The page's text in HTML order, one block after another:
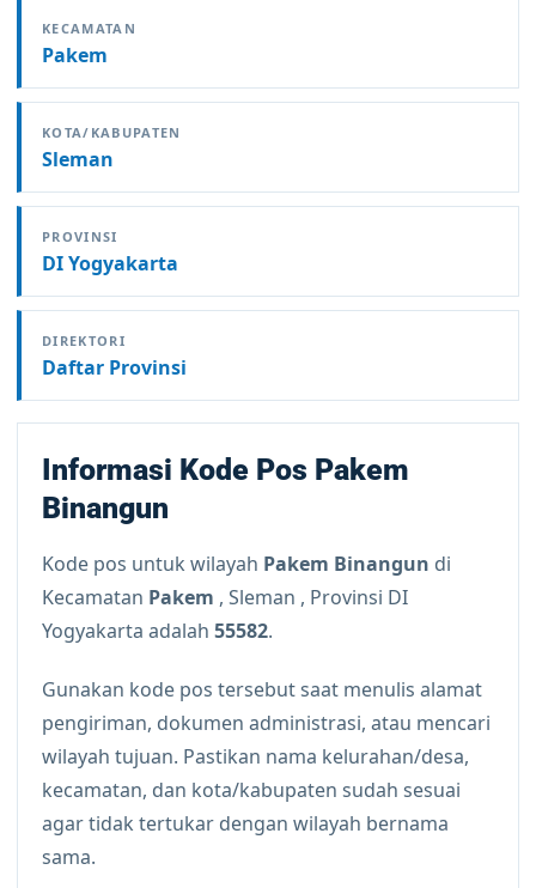
KECAMATAN
Pakem
KOTA/KABUPATEN
Sleman
PROVINSI
DI Yogyakarta
DIREKTORI
Daftar Provinsi
Informasi Kode Pos Pakem
Binangun
Kode pos untuk wilayah Pakem Binangun di
Kecamatan Pakem , Sleman , Provinsi DI
Yogyakarta adalah 55582.
Gunakan kode pos tersebut saat menulis alamat
pengiriman, dokumen administrasi, atau mencari
wilayah tujuan. Pastikan nama kelurahan/desa,
kecamatan, dan kota/kabupaten sudah sesuai
agar tidak tertukar dengan wilayah bernama
sama.